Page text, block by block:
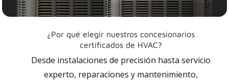
¿Por qué elegir nuestros concesionarios
certificados de HVAC?
Desde instalaciones de precisión hasta servicio
experto, reparaciones y mantenimiento,